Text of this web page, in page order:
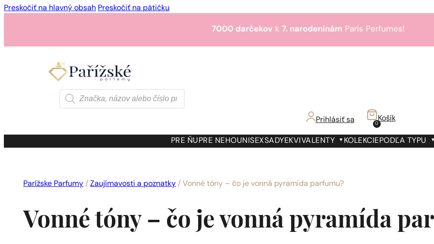
Preskočiť na hlavný obsah Preskočiť na pätičku
7000 darčekov k 7. narodeninám Paris Perfumes!
1 - 3 ks.
Products
search
Prihlásiť sa 0
Košík
PRE ŇU PRE NEHOUNISEXSADY EKVIVALENTY KOLEKCIEPODĽA TYPU
Parížske Parfumy / Zaujímavosti a poznatky / Vonné tóny – čo je vonná pyramída parfumu?
Vonné tóny – čo je vonná pyramída